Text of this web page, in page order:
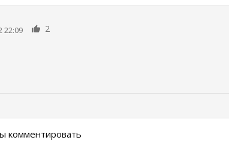
22:09 2
комментировать